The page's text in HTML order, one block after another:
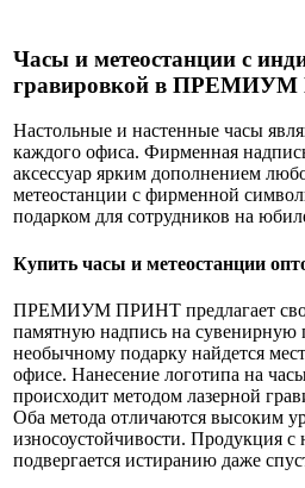
Часы и метеостанции с
гравировкой в
Настольные и настенные часы
каждого офиса. Фирменная
аксессуар ярким дополнением
метеостанции с фирменной
подарком для сотрудников на
Купить часы и метеостанции
ПРЕМИУМ ПРИНТ предлагает
памятную надпись на
необычному подарку найдется
офисе. Нанесение логотипа на
происходит методом лазерной
Оба метода отличаются высоким
износоустойчивости. Продукция
подвергается истиранию даже